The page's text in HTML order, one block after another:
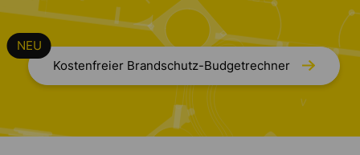
Kostenfreier Brandschutz-Budgetrechner